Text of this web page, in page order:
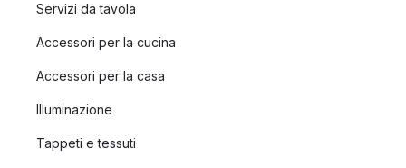
Servizi da tavola
Accessori per la cucina
Accessori per la casa
Illuminazione
Tappeti e tessuti